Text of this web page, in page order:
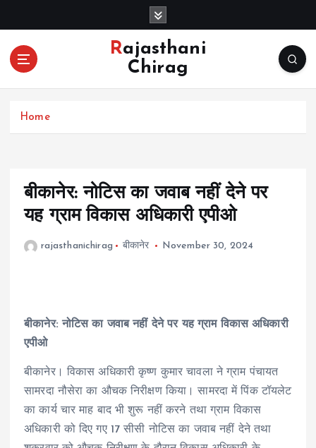
o
Rajasthani
Chirag
Home
बीकानेर: नोटिस का जवाब नहीं देने पर
यह ग्राम विकास अधिकारी एपीओ
rajasthanichirag बीकानेर November 30, 2024
बीकानेर: नोटिस का जवाब नहीं देने पर यह ग्राम विकास अधिकारी
एपीओ
बीकानेर। विकास अधिकारी कृष्ण कुमार चावला ने ग्राम पंचायत
सामरदा नौसेरा का औचक निरीक्षण किया। सामरदा में पिंक टॉयलेट
का कार्य चार माह बाद भी शुरू नहीं करने तथा ग्राम विकास
अधिकारी को दिए गए 17 सीसी नोटिस का जवाब नहीं देने तथा